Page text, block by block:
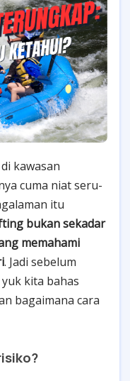
kawasan
cuma niat seru-
itu
bukan sekadar
memahami
. Jadi sebelum
kita bahas
bagaimana cara